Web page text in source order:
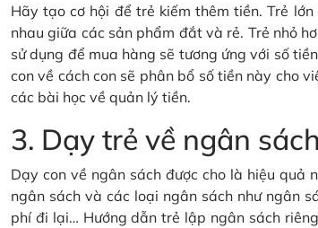
Hãy tạo cơ hội để trẻ kiếm thêm tiền. Trẻ
nhau giữa các sản phẩm đắt và rẻ. Trẻ nhỏ
sử dụng để mua hàng sẽ tương ứng với số
con về cách con sẽ phân bổ số tiền này cho
các bài học về quản lý tiền.
3. Dạy trẻ về ngân sách
Dạy con về ngân sách được cho là hiệu quả
ngân sách và các loại ngân sách như ngân
phí đi lại… Hướng dẫn trẻ lập ngân sách